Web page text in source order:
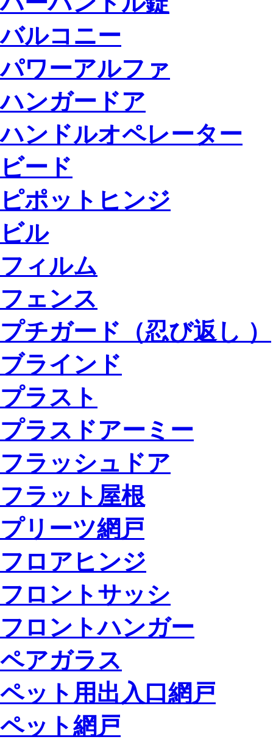
バルコニー
パワーアルファ
ハンガードア
ハンドルオペレーター
ビード
ピポットヒンジ
ビル
フィルム
フェンス
プチガード（忍び返し ）
ブラインド
プラスト
プラスドアーミー
フラッシュドア
フラット屋根
プリーツ網戸
フロアヒンジ
フロントサッシ
フロントハンガー
ペアガラス
ペット用出入口網戸
ペット網戸